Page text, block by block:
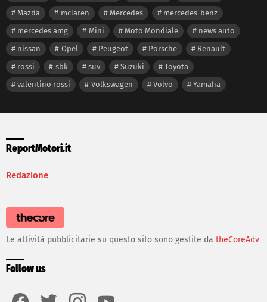
Mazda
mclaren Mercedes
mercedes-benz
mercedes amg
Mini Moto Mondiale
news auto
nissan
Opel Peugeot Porsche
Renault
rossi
sbk suv Suzuki
Toyota
valentino rossi
Volkswagen Volvo Yamaha
ReportMotori.it
Redazione
Le attività pubblicitarie su questo sito sono gestite da theCoreAdv
Follow us